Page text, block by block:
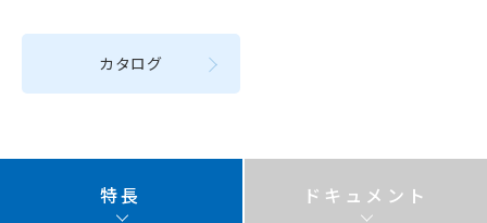
カタログ
特長 ドキュメント